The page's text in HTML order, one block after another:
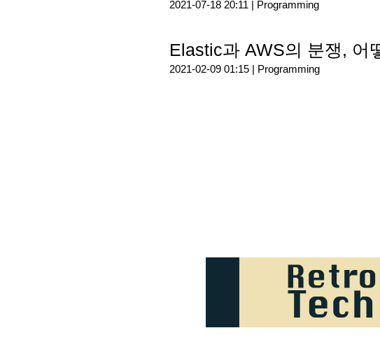
2021-07-18 20:11 | Programming
Elastic과 AWS의 분쟁, 어
2021-02-09 01:15 | Programming